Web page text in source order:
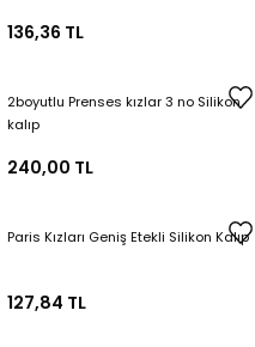
136,36 TL
2boyutlu Prenses kızlar 3 no Silikon
kalıp
240,00 TL
Paris Kızları Geniş Etekli Silikon Kalıp
127,84 TL